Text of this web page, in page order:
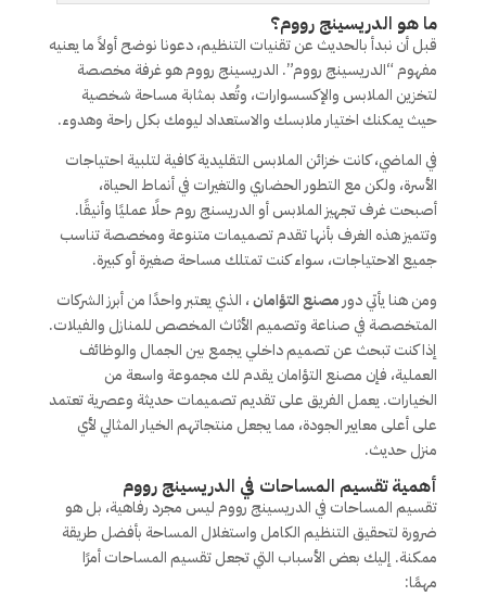
ما هو الدريسينج رووم؟
قبل أن نبدأ بالحديث عن تقنيات التنظيم، دعونا نوضح أولاً ما يعنيه
مفهوم “الدريسينج رووم”. الدريسينج رووم هو غرفة مخصصة
لتخزين الملابس والإكسسوارات، وتُعد بمثابة مساحة شخصية
حيث يمكنك اختيار ملابسك والاستعداد ليومك بكل راحة وهدوء.
في الماضي، كانت خزائن الملابس التقليدية كافية لتلبية احتياجات
الأسرة، ولكن مع التطور الحضاري والتغيرات في أنماط الحياة،
أصبحت غرف تجهيز الملابس أو الدريسنج روم حلًا عمليًا وأنيقًا.
وتتميز هذه الغرف بأنها تقدم تصميمات متنوعة ومخصصة تناسب
جميع الاحتياجات، سواء كنت تمتلك مساحة صغيرة أو كبيرة.
ومن هنا يأتي دورمصنع التؤامان، الذي يعتبر واحدًا من أبرز الشركات
المتخصصة في صناعة وتصميم الأثاث المخصص للمنازل والفيلات.
إذا كنت تبحث عن تصميم داخلي يجمع بين الجمال والوظائف
العملية، فإن مصنع التؤامان يقدم لك مجموعة واسعة من
الخيارات. يعمل الفريق على تقديم تصميمات حديثة وعصرية تعتمد
على أعلى معايير الجودة، مما يجعل منتجاتهم الخيار المثالي لأي
منزل حديث.
أهمية تقسيم المساحات في الدريسينج رووم
تقسيم المساحات في الدريسينج رووم ليس مجرد رفاهية، بل هو
ضرورة لتحقيق التنظيم الكامل واستغلال المساحة بأفضل طريقة
ممكنة. إليك بعض الأسباب التي تجعل تقسيم المساحات أمرًا
مهمًا: